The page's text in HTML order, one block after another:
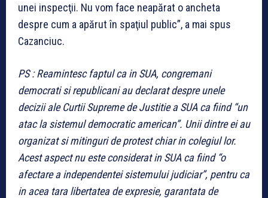
unei inspecţii. Nu vom face neapărat o ancheta
despre cum a apărut în spaţiul public”, a mai spus
Cazanciuc.
PS : Reamintesc faptul ca in SUA, congremani
democrati si republicani au declarat despre unele
decizii ale Curtii Supreme de Justitie a SUA ca fiind “un
atac la sistemul democratic american”. Unii dintre ei au
organizat si mitinguri de protest chiar in colegiul lor.
Acest aspect nu este considerat in SUA ca fiind “o
afectare a independentei sistemului judiciar”, pentru ca
in acea tara libertatea de expresie, garantata de